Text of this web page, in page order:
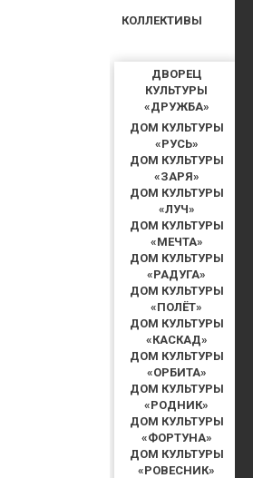
ДВОРЕЦ
КУЛЬТУРЫ
«ДРУЖБА»
ДОМ КУЛЬТУРЫ
«РУСЬ»
ДОМ КУЛЬТУРЫ
«ЗАРЯ»
ДОМ КУЛЬТУРЫ
«ЛУЧ»
ДОМ КУЛЬТУРЫ
«МЕЧТА»
ДОМ КУЛЬТУРЫ
«РАДУГА»
ДОМ КУЛЬТУРЫ
«ПОЛЁТ»
ДОМ КУЛЬТУРЫ
«КАСКАД»
ДОМ КУЛЬТУРЫ
«ОРБИТА»
ДОМ КУЛЬТУРЫ
«РОДНИК»
ДОМ КУЛЬТУРЫ
«ФОРТУНА»
ДОМ КУЛЬТУРЫ
«РОВЕСНИК»
КОЛЛЕКТИВЫ